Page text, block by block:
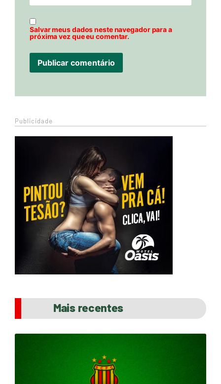
Salvar meus dados neste navegador para a
próxima vez que eu comentar.
Publicidade
Mais recentes